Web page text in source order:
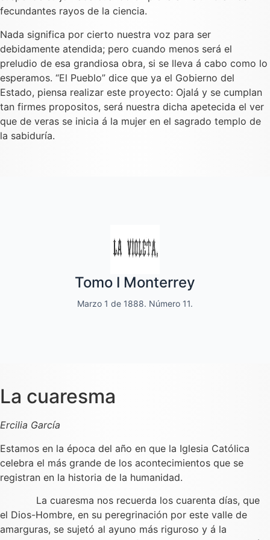
fecundantes rayos de la ciencia.
Nada significa por cierto nuestra voz para ser
debidamente atendida; pero cuando menos será el
preludio de esa grandiosa obra, si se lleva á cabo como lo
esperamos. “El Pueblo” dice que ya el Gobierno del
Estado, piensa realizar este proyecto: Ojalá y se cumplan
tan firmes propositos, será nuestra dicha apetecida el ver
que de veras se inicia á la mujer en el sagrado templo de
la sabiduría.
Tomo I Monterrey
Marzo 1 de 1888. Número 11.
y de variedades
Dedicado a las familias.
La cuaresma
Ercilia García
Estamos en la época del año en que la Iglesia Católica
celebra el más grande de los acontecimientos que se
registran en la historia de la humanidad.
La cuaresma nos recuerda los cuarenta días, que
el Dios-Hombre, en su peregrinación por este valle de
amarguras, se sujetó al ayuno más riguroso y á la